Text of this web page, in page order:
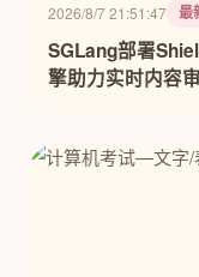
2026/8/7 21:51:47 最
SGLang部署
擎助力实时内容